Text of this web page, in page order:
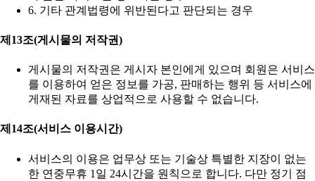
6. 기타 관계법령에 위반된다고 판단되는 경우
제13조(게시물의 저작권)
게시물의 저작권은 게시자 본인에게 있으며 회원은 서비스
를 이용하여 얻은 정보를 가공, 판매하는 행위 등 서비스에
게재된 자료를 상업적으로 사용할 수 없습니다.
제14조(서비스 이용시간)
서비스의 이용은 업무상 또는 기술상 특별한 지장이 없는
한 연중무휴 1일 24시간을 원칙으로 합니다. 다만 정기 점